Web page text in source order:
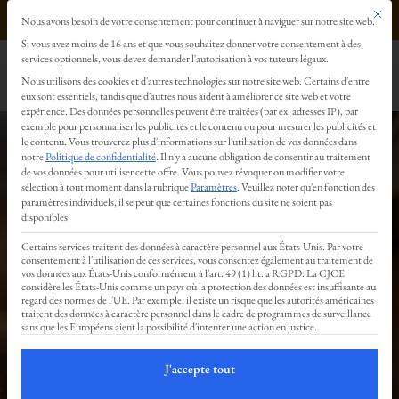
0499293179
Livre d’or
:
Ce
Préférences en matière de confidentialité
Nous avons besoin de votre consentement pour continuer à naviguer sur notre site web.
Si vous avez moins de 16 ans et que vous souhaitez donner votre consentement à des
services optionnels, vous devez demander l'autorisation à vos tuteurs légaux.
Nous utilisons des cookies et d'autres technologies sur notre site web. Certains d'entre
eux sont essentiels, tandis que d'autres nous aident à améliorer ce site web et votre
expérience.Des données personnelles peuvent être traitées (par ex. adresses IP), par
exemple pour personnaliser les publicités et le contenu ou pour mesurer les publicités et
le contenu.Vous trouverez plus d'informations sur l'utilisation de vos données dans
notrePolitique de confidentialité.Il n'y a aucune obligation de consentir au traitement
de vos données pour utiliser cette offre.Vous pouvez révoquer ou modifier votre
sélection à tout moment dans la rubriqueParamètres.Veuillez noter qu'en fonction des
paramètres individuels, il se peut que certaines fonctions du site ne soient pas
disponibles.
Certains services traitent des données à caractère personnel aux États-Unis. Par votre
consentement à l'utilisation de ces services, vous consentez également au traitement de
vos données aux États-Unis conformément à l'art. 49 (1) lit. a RGPD. La CJCE
considère les États-Unis comme un pays où la protection des données est insuffisante au
regard des normes de l'UE. Par exemple, il existe un risque que les autorités américaines
traitent des données à caractère personnel dans le cadre de programmes de surveillance
sans que les Européens aient la possibilité d'intenter une action en justice.
J'accepte tout